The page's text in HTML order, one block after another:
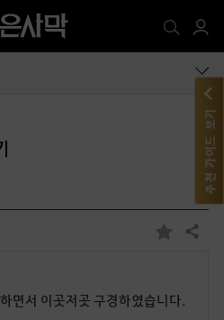
즐
기
공유하기
면서 이곳저곳 구경하였습니다.
추천 가이드 보기